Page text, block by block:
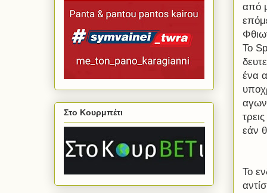
από
Το
ένα
εάν
Το
Στο Κουρμπέτι